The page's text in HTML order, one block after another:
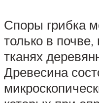
Споры грибка
только в
тканях
Древесина